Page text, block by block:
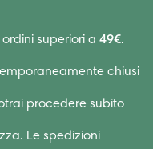
superiori a 49€.
chiusi
procedere subito
Le spedizioni